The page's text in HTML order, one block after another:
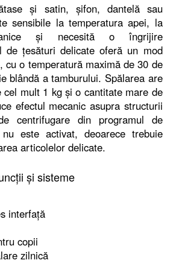
și satin, șifon, dantelă sau
sensibile la temperatura apei, la
și necesită o îngrijire
de țesături delicate oferă un mod
cu o temperatură maximă de 30 de
blândă a tamburului. Spălarea are
cel mult 1 kg și o cantitate mare de
efectul mecanic asupra structurii
centrifugare din programul de
este activat, deoarece trebuie
articolelor delicate.
și sisteme
interfață
copii
zilnică